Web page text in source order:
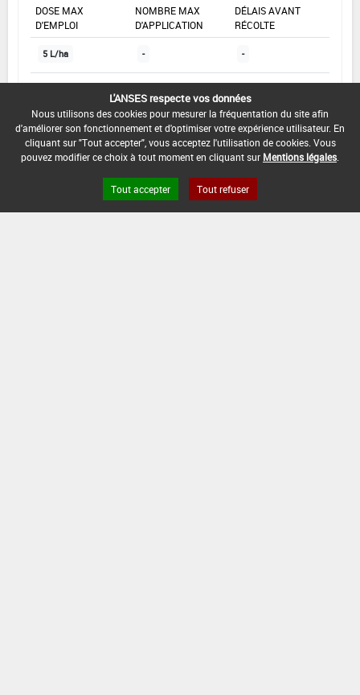
DOSE MAX
D'EMPLOI
NOMBRE MAX
D'APPLICATION
DÉLAIS AVANT
RÉCOLTE
5 L/ha - -
INTERVALLE MINIMUM ENTRE APPLICATIONS :
-
DATE DE RETRAIT DE L'USAGE :
DATE DE FIN DE DISTRIBUTION :
31/12/2016
L'ANSES respecte vos données
Nous utilisons des cookies pour mesurer la fréquentation du site afin
d'améliorer son fonctionnement et d'optimiser votre expérience utilisateur. En
cliquant sur "Tout accepter", vous acceptez l'utilisation de cookies. Vous
pouvez modifier ce choix à tout moment en cliquant sur Mentions légales
Tout accepter Tout refuser